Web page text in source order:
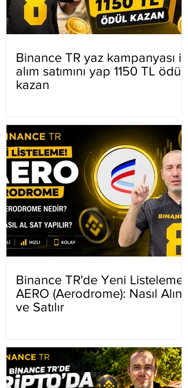
Binance TR yaz kampanyası ilk
alım satımını yap 1150 TL ödül
kazan
Binance TR'de Yeni Listeleme
AERO (Aerodrome): Nasıl Alınır
ve Satılır